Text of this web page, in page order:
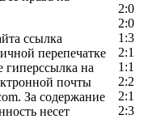
2:0
2:0
1:3
2:1
1:1
2:2
2:1
2:3
ссылка
перепечатке
гиперссылка на
почты
За содержание
несет